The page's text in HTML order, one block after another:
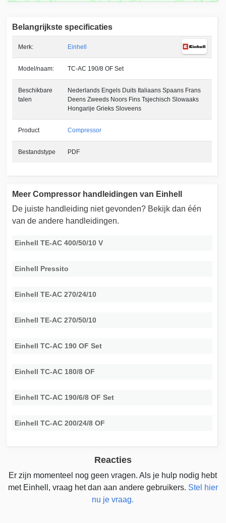
Belangrijkste specificaties
Merk: Einhell
Model/naam: TC-AC 190/8 OF Set
Beschikbare
talen
Nederlands Engels Duits Italiaans Spaans Frans
Deens Zweeds Noors Fins Tsjechisch Slowaaks
Hongarije Grieks Sloveens
Product Compressor
Bestandstype PDF
Meer Compressor handleidingen van Einhell
De juiste handleiding niet gevonden? Bekijk dan één
van de andere handleidingen.
Einhell TE-AC 400/50/10 V
Einhell Pressito
Einhell TE-AC 270/24/10
Einhell TE-AC 270/50/10
Einhell TC-AC 190 OF Set
Einhell TC-AC 180/8 OF
Einhell TC-AC 190/6/8 OF Set
Einhell TC-AC 200/24/8 OF
Reacties
Er zijn momenteel nog geen vragen. Als je hulp nodig hebt
met Einhell, vraag het dan aan andere gebruikers. Stel hier
nu je vraag.